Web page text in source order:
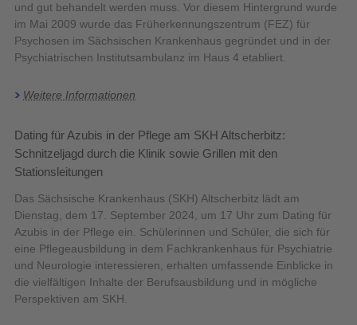
und gut behandelt werden muss. Vor diesem Hintergrund wurde
im Mai 2009 wurde das Früherkennungszentrum (FEZ) für
Psychosen im Sächsischen Krankenhaus gegründet und in der
Psychiatrischen Institutsambulanz im Haus 4 etabliert.
Weitere Informationen
Dating für Azubis in der Pflege am SKH Altscherbitz:
Schnitzeljagd durch die Klinik sowie Grillen mit den
Stationsleitungen
Das Sächsische Krankenhaus (SKH) Altscherbitz lädt am
Dienstag, dem 17. September 2024, um 17 Uhr zum Dating für
Azubis in der Pflege ein. Schülerinnen und Schüler, die sich für
eine Pflegeausbildung in dem Fachkrankenhaus für Psychiatrie
und Neurologie interessieren, erhalten umfassende Einblicke in
die vielfältigen Inhalte der Berufsausbildung und in mögliche
Perspektiven am SKH.